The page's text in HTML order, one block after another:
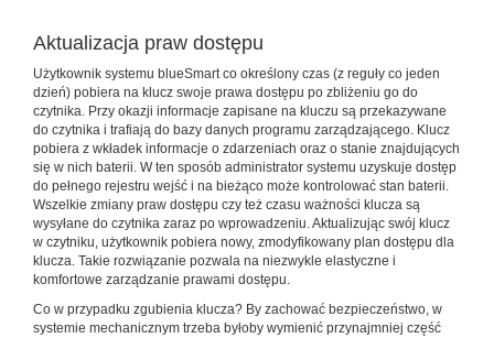
Aktualizacja praw dostępu
Użytkownik systemu blueSmart co określony czas (z reguły co jeden
dzień) pobiera na klucz swoje prawa dostępu po zbliżeniu go do
czytnika. Przy okazji informacje zapisane na kluczu są przekazywane
do czytnika i trafiają do bazy danych programu zarządzającego. Klucz
pobiera z wkładek informacje o zdarzeniach oraz o stanie znajdujących
się w nich baterii. W ten sposób administrator systemu uzyskuje dostęp
do pełnego rejestru wejść i na bieżąco może kontrolować stan baterii.
Wszelkie zmiany praw dostępu czy też czasu ważności klucza są
wysyłane do czytnika zaraz po wprowadzeniu. Aktualizując swój klucz
w czytniku, użytkownik pobiera nowy, zmodyfikowany plan dostępu dla
klucza. Takie rozwiązanie pozwala na niezwykle elastyczne i
komfortowe zarządzanie prawami dostępu.
Co w przypadku zgubienia klucza? By zachować bezpieczeństwo, w
systemie mechanicznym trzeba byłoby wymienić przynajmniej część